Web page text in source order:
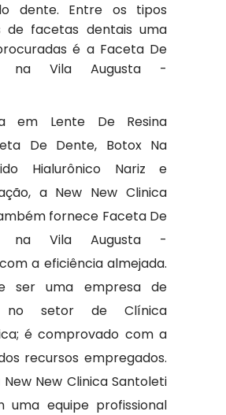
dente. Entre os tipos
de facetas dentais uma
é a Faceta De
na Vila Augusta -
em Lente De Resina
De Dente, Botox Na
Hialurônico Nariz e
a New New Clinica
fornece Faceta De
na Vila Augusta -
a eficiência almejada.
ser uma empresa de
no setor de Clínica
é comprovado com a
recursos empregados.
New New Clinica Santoleti
uma equipe profissional